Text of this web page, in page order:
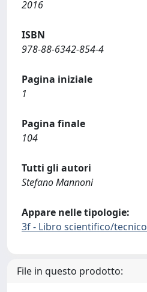
2016
ISBN
978-88-6342-854-4
Pagina iniziale
1
Pagina finale
104
Tutti gli autori
Stefano Mannoni
Appare nelle tipologie:
3f - Libro scientifico/tecnico
File in questo prodotto: